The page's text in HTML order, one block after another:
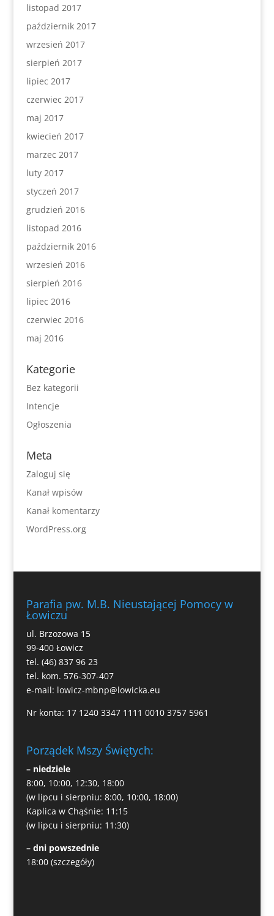
listopad 2017
październik 2017
wrzesień 2017
sierpień 2017
lipiec 2017
czerwiec 2017
maj 2017
kwiecień 2017
marzec 2017
luty 2017
styczeń 2017
grudzień 2016
listopad 2016
październik 2016
wrzesień 2016
sierpień 2016
lipiec 2016
czerwiec 2016
maj 2016
Kategorie
Bez kategorii
Intencje
Ogłoszenia
Meta
Zaloguj się
Kanał wpisów
Kanał komentarzy
WordPress.org
Parafia pw. M.B. Nieustającej Pomocy w
Łowiczu
ul. Brzozowa 15
99-400 Łowicz
tel. (46) 837 96 23
tel. kom. 576-307-407
e-mail: lowicz-mbnp@lowicka.eu
Nr konta: 17 1240 3347 1111 0010 3757 5961
Porządek Mszy Świętych:
– niedziele
8:00, 10:00, 12:30, 18:00
(w lipcu i sierpniu: 8:00, 10:00, 18:00)
Kaplica w Chąśnie: 11:15
(w lipcu i sierpniu: 11:30)
– dni powszednie
18:00 (szczegóły)